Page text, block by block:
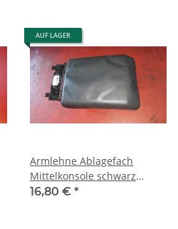
AUF LAGER
Armlehne Ablagefach
Mittelkonsole schwarz
Mercedes W163 2005
16,80 € *